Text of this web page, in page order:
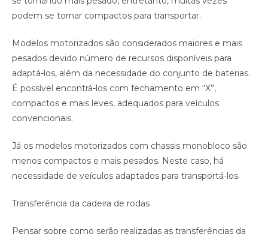
podem se tornar compactos para transportar.
Modelos motorizados são considerados maiores e mais
pesados devido número de recursos disponíveis para
adaptá-los, além da necessidade do conjunto de baterias.
É possível encontrá-los com fechamento em “X”,
compactos e mais leves, adequados para veículos
convencionais.
Já os modelos motorizados com chassis monobloco são
menos compactos e mais pesados. Neste caso, há
necessidade de veículos adaptados para transportá-los.
Transferência da cadeira de rodas
Pensar sobre como serão realizadas as transferências da